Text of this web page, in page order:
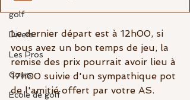
golf
Divers
Les Pros
Cours
Ecole de golf
Le dernier départ est à 12h00, si
vous avez un bon temps de jeu, la
remise des prix pourrait avoir lieu à
17h00 suivie d'un sympathique pot
de l'amitié offert par votre AS.